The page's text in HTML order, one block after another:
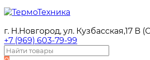
г. Н.Новгород, ул. Кузбасская,17 В
+7 (969) 603-79-99